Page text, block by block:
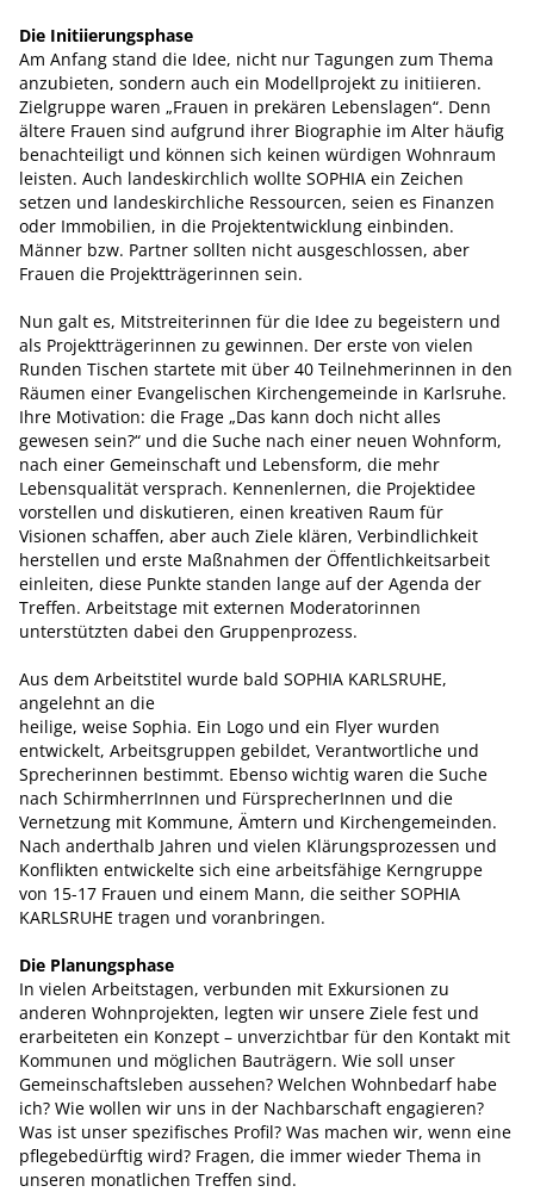
Die Initiierungsphase
Am Anfang stand die Idee, nicht nur Tagungen zum Thema
anzubieten, sondern auch ein Modellprojekt zu initiieren.
Zielgruppe waren „Frauen in prekären Lebenslagen“. Denn
ältere Frauen sind aufgrund ihrer Biographie im Alter häufig
benachteiligt und können sich keinen würdigen Wohnraum
leisten. Auch landeskirchlich wollte SOPHIA ein Zeichen
setzen und landeskirchliche Ressourcen, seien es Finanzen
oder Immobilien, in die Projektentwicklung einbinden.
Männer bzw. Partner sollten nicht ausgeschlossen, aber
Frauen die Projektträgerinnen sein.
Nun galt es, Mitstreiterinnen für die Idee zu begeistern und
als Projektträgerinnen zu gewinnen. Der erste von vielen
Runden Tischen startete mit über 40 Teilnehmerinnen in den
Räumen einer Evangelischen Kirchengemeinde in Karlsruhe.
Ihre Motivation: die Frage „Das kann doch nicht alles
gewesen sein?“ und die Suche nach einer neuen Wohnform,
nach einer Gemeinschaft und Lebensform, die mehr
Lebensqualität versprach. Kennenlernen, die Projektidee
vorstellen und diskutieren, einen kreativen Raum für
Visionen schaffen, aber auch Ziele klären, Verbindlichkeit
herstellen und erste Maßnahmen der Öffentlichkeitsarbeit
einleiten, diese Punkte standen lange auf der Agenda der
Treffen. Arbeitstage mit externen Moderatorinnen
unterstützten dabei den Gruppenprozess.
Aus dem Arbeitstitel wurde bald SOPHIA KARLSRUHE,
angelehnt an die
heilige, weise Sophia. Ein Logo und ein Flyer wurden
entwickelt, Arbeitsgruppen gebildet, Verantwortliche und
Sprecherinnen bestimmt. Ebenso wichtig waren die Suche
nach SchirmherrInnen und FürsprecherInnen und die
Vernetzung mit Kommune, Ämtern und Kirchengemeinden.
Nach anderthalb Jahren und vielen Klärungsprozessen und
Konflikten entwickelte sich eine arbeitsfähige Kerngruppe
von 15-17 Frauen und einem Mann, die seither SOPHIA
KARLSRUHE tragen und voranbringen.
Die Planungsphase
In vielen Arbeitstagen, verbunden mit Exkursionen zu
anderen Wohnprojekten, legten wir unsere Ziele fest und
erarbeiteten ein Konzept – unverzichtbar für den Kontakt mit
Kommunen und möglichen Bauträgern. Wie soll unser
Gemeinschaftsleben aussehen? Welchen Wohnbedarf habe
ich? Wie wollen wir uns in der Nachbarschaft engagieren?
Was ist unser spezifisches Profil? Was machen wir, wenn eine
pflegebedürftig wird? Fragen, die immer wieder Thema in
unseren monatlichen Treffen sind.